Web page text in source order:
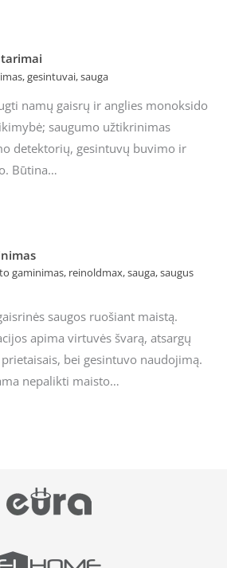
,gesintuvai,sauga
namų gaisrų ir anglies monoksido
saugumo užtikrinimas
detektorių, gesintuvų buvimo ir
Būtina…
gaminimas, reinoldmax,sauga,saugus
saugos ruošiant maistą.
apima virtuvės švarą, atsargų
bei gesintuvo naudojimą.
nepalikti maisto…